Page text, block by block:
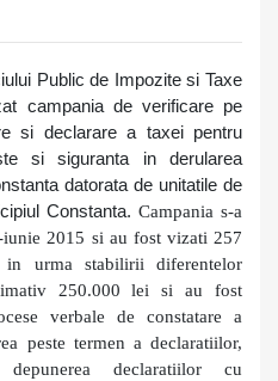
Public de Impozite si Taxe
campania de verificare pe
si declarare a taxei pentru
si siguranta in derularea
datorata de unitatile de
Constanta. Campania s-a
iunie 2015 si au fost vizati 257
in urma stabilirii diferentelor
250.000 lei si au fost
verbale de constatare a
peste termen a declaratiilor,
depunerea declaratiilor cu